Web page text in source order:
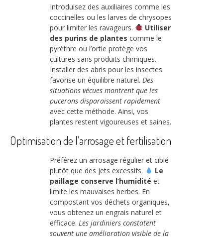
Introduisez des auxiliaires comme les
coccinelles ou les larves de chrysopes
pour limiter les ravageurs.
Utiliser
des purins de plantes comme le
pyrèthre ou l’ortie protège vos
cultures sans produits chimiques.
Installer des abris pour les insectes
favorise un équilibre naturel. Des
situations vécues montrent que les
pucerons disparaissent rapidement
avec cette méthode. Ainsi, vos
plantes restent vigoureuses et saines.
Optimisation de l’arrosage et fertilisation
Préférez un arrosage régulier et ciblé
plutôt que des jets excessifs.
Le
paillage conserve l’humidité et
limite les mauvaises herbes. En
compostant vos déchets organiques,
vous obtenez un engrais naturel et
efficace. Les jardiniers constatent
souvent une amélioration visible de la